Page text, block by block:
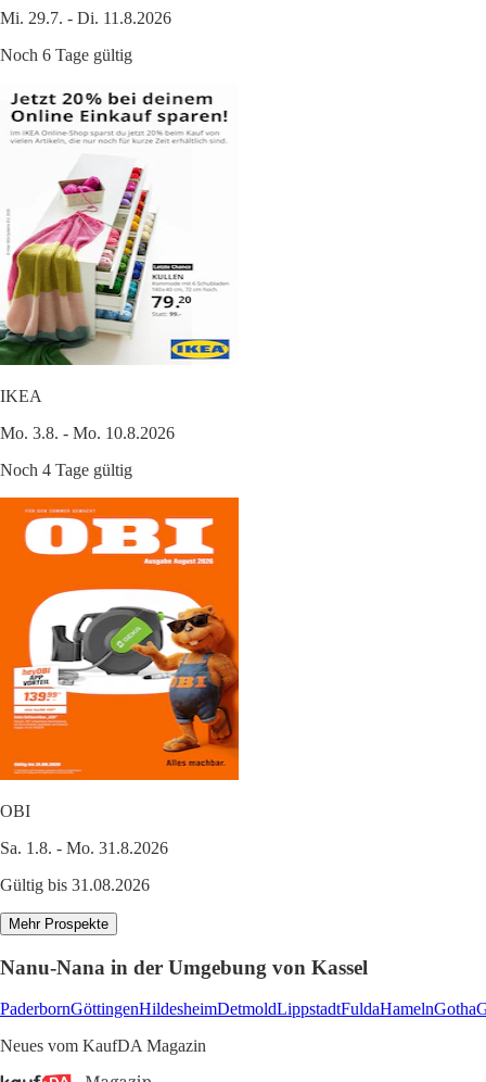
Mi. 29.7. - Di. 11.8.2026
Noch 6 Tage gültig
IKEA
Mo. 3.8. - Mo. 10.8.2026
Noch 4 Tage gültig
OBI
Sa. 1.8. - Mo. 31.8.2026
Gültig bis 31.08.2026
Mehr Prospekte
Nanu-Nana in der Umgebung von Kassel
PaderbornGöttingenHildesheimDetmoldLippstadtFuldaHamelnGotha
Neues vom KaufDA Magazin